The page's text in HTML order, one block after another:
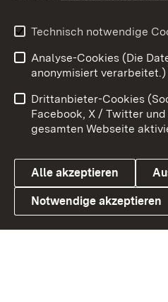
Link zum Landesportal
Benutzungshinweise
Datenschutz
Technisch notwendige
Analyse-Cookies (Die
anonymisiert verarbeitet.)
Drittanbieter-Cookies
Facebook, X / Twitter
gesamten Webseite
Alle akzeptieren
Notwendige akzeptieren